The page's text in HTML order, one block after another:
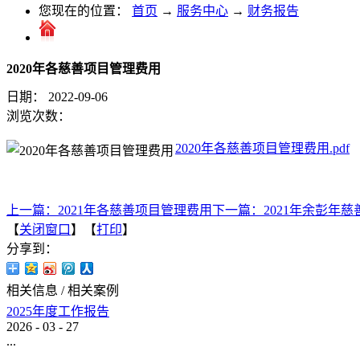
您现在的位置： 首页 → 服务中心 → 财务报告
2020年各慈善项目管理费用
日期：
2022-09-06
浏览次数：
2020年各慈善项目管理费用.pdf
上一篇： 2021年各慈善项目管理费用下一篇： 2021年余彭年慈
【关闭窗口 】【打印】
分享到：
相关信息 / 相关案例
2025年度工作报告
2026 - 03 - 27
...